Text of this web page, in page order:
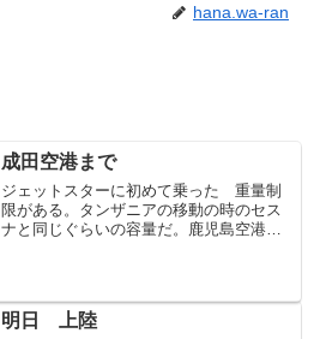
hana.wa-ran
成田空港まで
ジェットスターに初めて乗った 重量制
限がある。タンザニアの移動の時のセス
ナと同じぐらいの容量だ。鹿児島空港で
けば本当に軽いのだが 省...
明日 上陸